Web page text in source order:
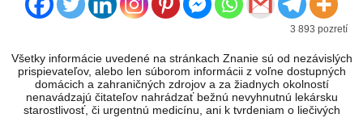
3 893 pozretí
Všetky informácie uvedené na stránkach Znanie sú od nezávislých
prispievateľov, alebo len súborom informácii z voľne dostupných
domácich a zahraničných zdrojov a za žiadnych okolností
nenavádzajú čitateľov nahrádzať bežnú nevyhnutnú lekársku
starostlivosť, či urgentnú medicínu, ani k tvrdeniam o liečivých